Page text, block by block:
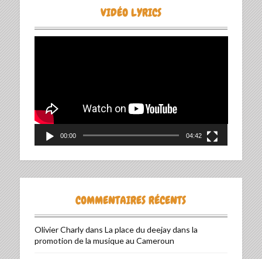
VIDÉO LYRICS
00:00 04:42
COMMENTAIRES RÉCENTS
Olivier Charlydans La place du deejay dans la
promotion de la musique au Cameroun